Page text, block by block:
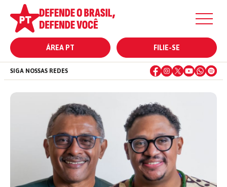
ÁREA PT FILIE-SE
SIGA NOSSAS REDES